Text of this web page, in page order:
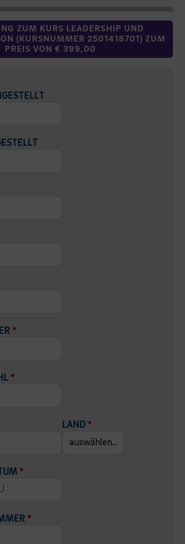
ZUM KURS LEADERSHIP UND
(KURSNUMMER 2501418701) ZUM
PREIS VON € 399,00
*
*
LAND *
*
*